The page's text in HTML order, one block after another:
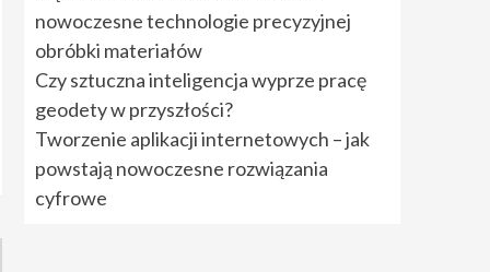
2
dlaczego warto je
3
Cięcie laserem i
frezowanie CNC –
nowoczesne
technologie
precyzyjnej obróbki
nowoczesne technologie precyzyjnej
obróbki materiałów
Czy sztuczna inteligencja wyprze pracę
geodety w przyszłości?
Tworzenie aplikacji internetowych – jak
powstają nowoczesne rozwiązania
cyfrowe